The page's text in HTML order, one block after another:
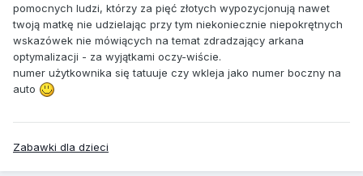
pomocnych ludzi, którzy za pięć złotych wypozycjonują nawet
twoją matkę nie udzielając przy tym niekoniecznie niepokrętnych
wskazówek nie mówiących na temat zdradzający arkana
optymalizacji - za wyjątkami oczy-wiście.
numer użytkownika się tatuuje czy wkleja jako numer boczny na
auto
Zabawki dla dzieci